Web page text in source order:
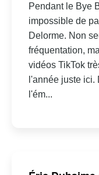
Pendant le Bye
impossible de
Delorme. Non
fréquentation,
vidéos TikTok
l'année juste
l'ém...